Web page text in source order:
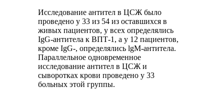
Исследование антител в ЦСЖ было
проведено у 33 из 54 из оставшихся в
живых пациентов, у всех определялись
IgG-антитела к ВПТ-1, а у 12 пациентов,
кроме IgG-, определялись lgM-антитела.
Параллельное одновременное
исследование антител в ЦСЖ и
сыворотках крови проведено у 33
больных этой группы.